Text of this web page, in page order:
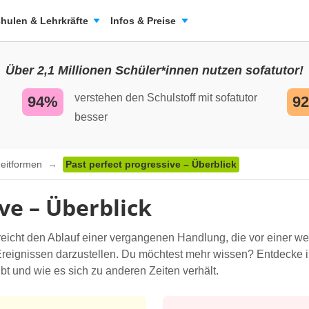
& Lehrkräfte Infos & Preise
Über 2,1 Millionen Schüler*innen nutzen sofatutor!
94%
verstehen den Schulstoff mit sofatutor
besser
Past perfect progressive – Überblick
– Überblick
den Ablauf einer vergangenen Handlung, die vor einer
darzustellen. Du möchtest mehr wissen? Entdecke
und wie es sich zu anderen Zeiten verhält.